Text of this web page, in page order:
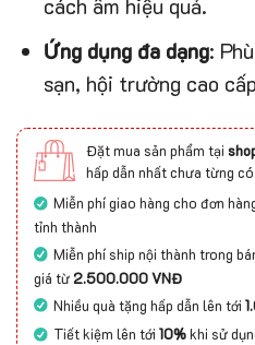
cách âm hiệu quả.
Ứng dụng đa dạng:
sạn, hội trường cao
Đặt mua sản phẩm tại
hấp dẫn nhất chưa từng có
Miễn phí giao hàng cho đơn
tỉnh thành
Miễn phí ship nội thành trong
giá từ2.500.000 VNĐ
Nhiều quà tặng hấp dẫn lên tới
Tiết kiệm lên tới10%khi sử